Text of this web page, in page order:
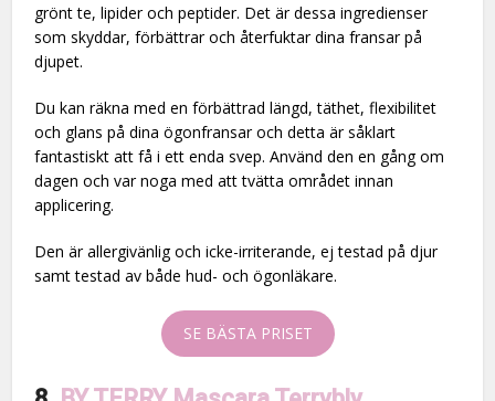
grönt te, lipider och peptider. Det är dessa ingredienser
som skyddar, förbättrar och återfuktar dina fransar på
djupet.
Du kan räkna med en förbättrad längd, täthet, flexibilitet
och glans på dina ögonfransar och detta är såklart
fantastiskt att få i ett enda svep. Använd den en gång om
dagen och var noga med att tvätta området innan
applicering.
Den är allergivänlig och icke-irriterande, ej testad på djur
samt testad av både hud- och ögonläkare.
SE BÄSTA PRISET